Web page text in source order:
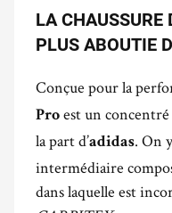
LA CHAUSSURE
PLUS ABOUTIE
Conçue pour la
Pro est un concentré
la part d’adidas. On
intermédiaire
dans laquelle est